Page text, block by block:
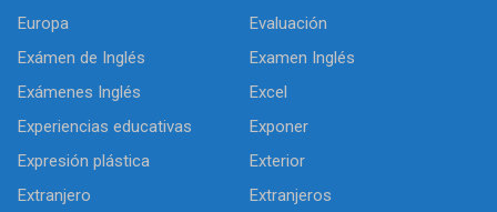
Europa
Evaluación
Exámen de Inglés
Examen Inglés
Exámenes Inglés
Excel
Experiencias educativas
Exponer
Expresión plástica
Exterior
Extranjero
Extranjeros